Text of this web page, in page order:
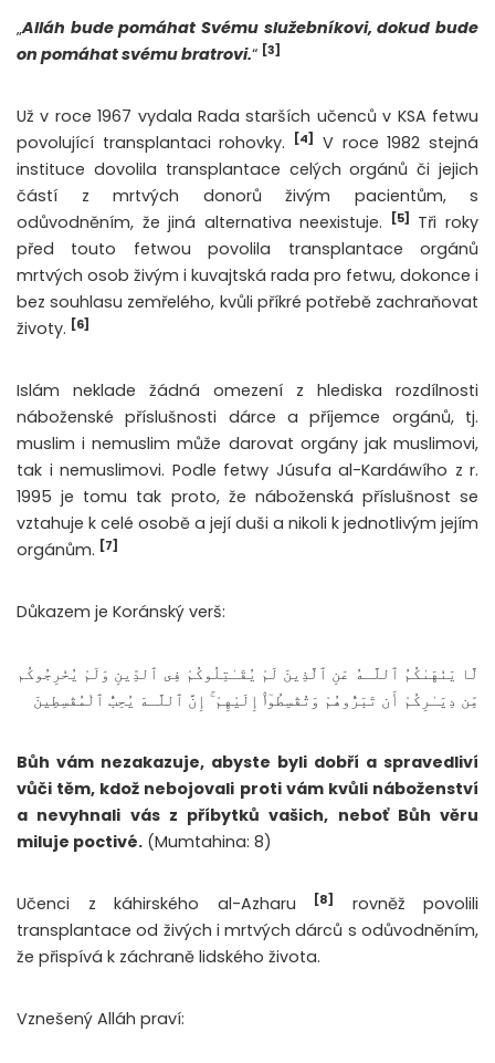
„Alláh bude pomáhat Svému služebníkovi, dokud bude
on pomáhat svému bratrovi.“ [3]
Už v roce 1967 vydala Rada starších učenců v KSA fetwu
povolující transplantaci rohovky.
[4]
V roce 1982 stejná
instituce dovolila transplantace celých orgánů či jejich
částí z mrtvých donorů živým pacientům, s
odůvodněním, že jiná alternativa neexistuje.
[5]
Tři roky
před touto fetwou povolila transplantace orgánů
mrtvých osob živým i kuvajtská rada pro fetwu, dokonce i
bez souhlasu zemřelého, kvůli příkré potřebě zachraňovat
životy. [6]
Islám neklade žádná omezení z hlediska rozdílnosti
náboženské příslušnosti dárce a příjemce orgánů, tj.
muslim i nemuslim může darovat orgány jak muslimovi,
tak i nemuslimovi. Podle fetwy Júsufa al-Kardáwího z r.
1995 je tomu tak proto, že náboženská příslušnost se
vztahuje k celé osobě a její duši a nikoli k jednotlivým jejím
orgánům. [7]
Důkazem je Koránský verš:
لَّا يَنْهَىٰكُمُ ٱللَّـهُ عَنِ ٱلَّذِينَ لَمْ يُقَـٰتِلُوكُمْ فِى ٱلدِّينِ وَلَمْ يُخْرِجُوكُم
مِّن دِيَـٰرِكُمْ أَن تَبَرُّوهُمْ وَتُقْسِطُوٓا۟ إِلَيْهِمْ ۚ إِنَّ ٱللَّـهَ يُحِبُّ ٱلْمُقْسِطِينَ
Bůh vám nezakazuje, abyste byli dobří a spravedliví
vůči těm, kdož nebojovali proti vám kvůli náboženství
a nevyhnali vás z příbytků vašich, neboť Bůh věru
miluje poctivé. (Mumtahina: 8)
Učenci z káhirského al-Azharu [8]
rovněž povolili
transplantace od živých i mrtvých dárců s odůvodněním,
že přispívá k záchraně lidského života.
Vznešený Alláh praví: